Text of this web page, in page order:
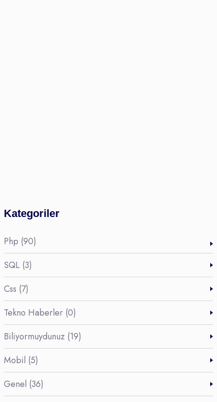
Kategoriler
Php (90)
SQL (3)
Css (7)
Tekno Haberler (0)
Biliyormuydunuz (19)
Mobil (5)
Genel (36)